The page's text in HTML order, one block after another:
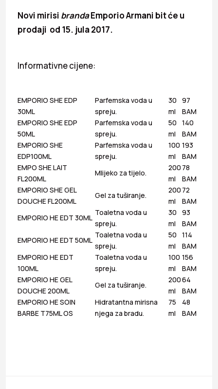
Novi mirisi brandaEmporio Armani bitće u
prodaji od 15. jula 2017.
Informativne cijene:
EMPORIO SHE EDP
30ML
Parfemska voda u
spreju.
30
ml
97
BAM
EMPORIO SHE EDP
50ML
Parfemska voda u
spreju.
50
ml
140
BAM
EMPORIO SHE
EDP100ML
Parfemska voda u
spreju.
100
ml
193
BAM
EMPO SHE LAIT
FL200ML
Mlijeko za tijelo.
200
ml
78
BAM
EMPORIO SHE GEL
DOUCHE FL200ML
Gel za tuširanje.
200
ml
72
BAM
EMPORIO HE EDT 30ML
Toaletna voda u
spreju.
30
ml
93
BAM
EMPORIO HE EDT 50ML
Toaletna voda u
spreju.
50
ml
114
BAM
EMPORIO HE EDT
100ML
Toaletna voda u
spreju.
100
ml
156
BAM
EMPORIO HE GEL
DOUCHE 200ML
Gel za tuširanje.
200
ml
64
BAM
EMPORIO HE SOIN
BARBE T75ML OS
Hidratantna mirisna
njega za bradu.
75
ml
48
BAM